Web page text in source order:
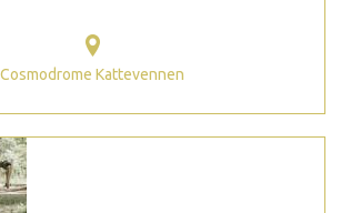
Cosmodrome Kattevennen